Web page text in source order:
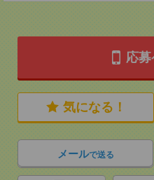
応
気になる！
メールで送る